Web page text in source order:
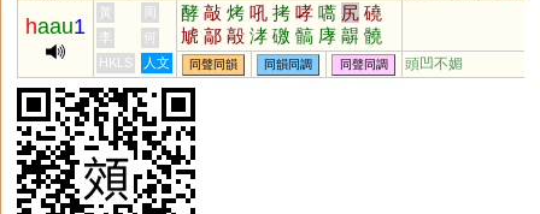
haau1
黃 周 酵 敲 烤 吼 拷 哮 嚆 尻 磽
虓 鄗 毃 涍 礉 髇 庨 髜 髐
骹 墝 嗃 痚 猇 灱 烋 踍 嘐
穘 窙 墽
李
何
HKLS
人文 同聲同韻 同韻同調 同聲同調 頭凹不媚